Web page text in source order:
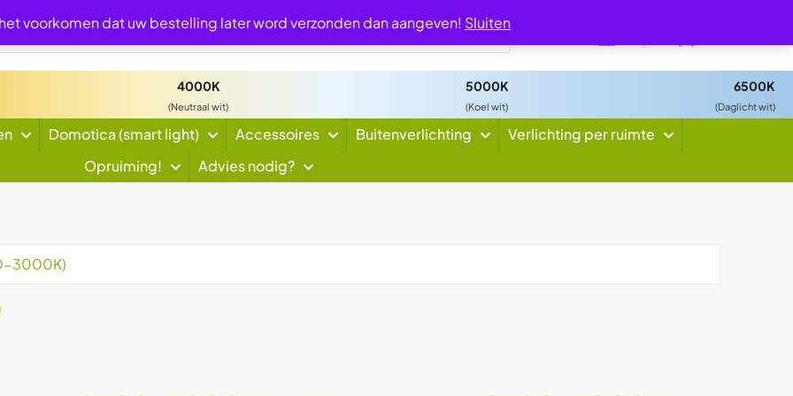
4000K
(Neutraal wit)
5000K
(Koel wit)
6500K
(Daglicht wit)
Domotica (smart light) Accessoires Buitenverlichting
Verlichting per ruimte
Opruiming!
Advies nodig?
3000K)
voorkomen dat uw bestelling later word verzonden dan aangeven! Sluiten